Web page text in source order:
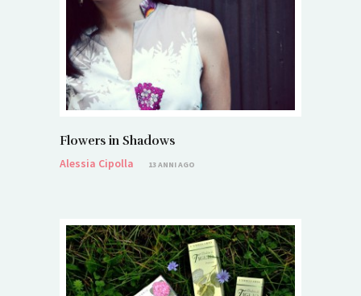
Flowers in Shadows
Alessia Cipolla
13 ANNI AGO